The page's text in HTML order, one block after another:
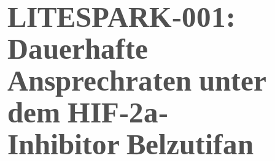
LITESPARK-001:
Dauerhafte
Ansprechraten unter
dem HIF-2a-
Inhibitor Belzutifan